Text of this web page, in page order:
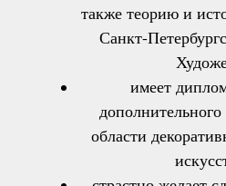
также теорию и
Санкт-
имеет
области